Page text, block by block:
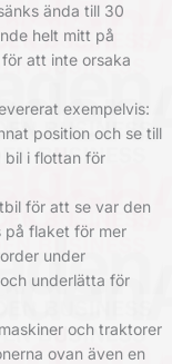
ända till 30
helt mitt på
att inte orsaka
exempelvis:
position och se till
bil i flottan för
för att se var den
på flaket för mer
under
underlätta för
och traktorer
ovan även en